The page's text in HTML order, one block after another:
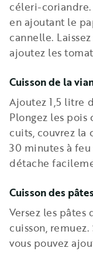
céleri-coriandre.
en ajoutant le
cannelle.
ajoutez les
Cuisson de la
Ajoutez 1,5 litre
Plongez les
cuits, couvrez la
30 minutes à feu
détache
Cuisson des pâtes
Versez les
cuisson, remuez.
vous pouvez